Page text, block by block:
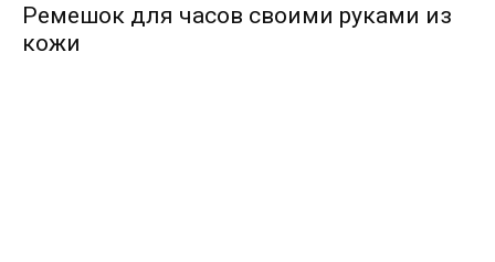
Ремешок для часов своими руками из
кожи